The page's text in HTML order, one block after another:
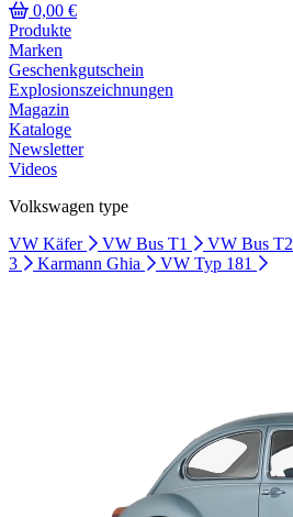
0,00 €
Produkte
Marken
Geschenkgutschein
Explosionszeichnungen
Magazin
Kataloge
Newsletter
Videos
Volkswagen type
VW Käfer
VW Bus T1 VW Bus T2
3
Karmann Ghia VW Typ 181